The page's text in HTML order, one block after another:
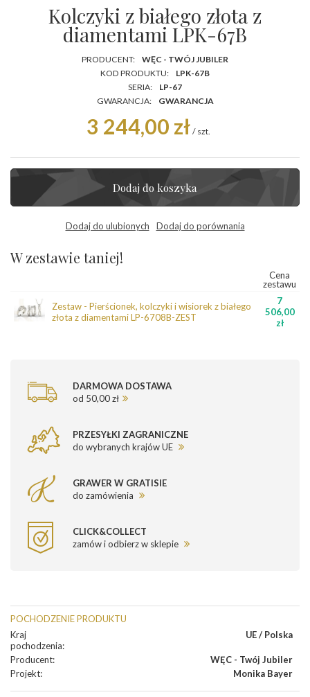
Kolczyki z białego złota z
diamentami LPK-67B
PRODUCENT:
WĘC - TWÓJ JUBILER
KOD PRODUKTU:
LPK-67B
SERIA:
LP-67
GWARANCJA:
GWARANCJA
3 244,00 zł / szt.
Dodaj do koszyka
Dodaj do ulubionych Dodaj do porównania
W zestawie taniej!
Cena
zestawu
Zestaw - Pierścionek, kolczyki i wisiorek z białego
złota z diamentami LP-6708B-ZEST
7
506,00
zł
DARMOWA DOSTAWA
od 50,00 zł
PRZESYŁKI ZAGRANICZNE
do wybranych krajów UE
GRAWER W GRATISIE
do zamówienia
CLICK&COLLECT
zamów i odbierz w sklepie
POCHODZENIE PRODUKTU
Kraj
pochodzenia:
UE / Polska
Producent:
WĘC - Twój Jubiler
Projekt: Monika Bayer